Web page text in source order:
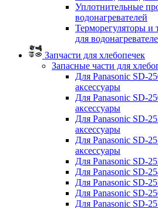
Уплотнительные
водонагревателей
Терморегуляторы и
для
Запчасти для хлебопечек
Запасные части для
Для Panasonic SD-
аксессуары
Для Panasonic SD-
аксессуары
Для Panasonic SD-
аксессуары
Для Panasonic SD-
аксессуары
Для Panasonic SD-
Для Panasonic SD-
Для Panasonic SD-
Для Panasonic SD-
Для Panasonic SD-